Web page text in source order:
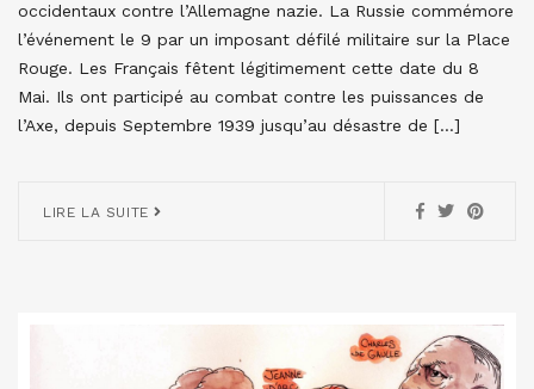
occidentaux contre l’Allemagne nazie. La Russie commémore
l’événement le 9 par un imposant défilé militaire sur la Place
Rouge. Les Français fêtent légitimement cette date du 8
Mai. Ils ont participé au combat contre les puissances de
l’Axe, depuis Septembre 1939 jusqu’au désastre de […]
LIRE LA SUITE